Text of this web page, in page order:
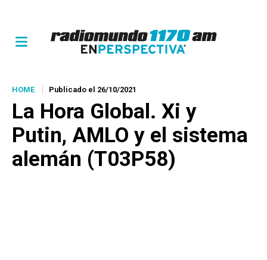
HOME Publicado el 26/10/2021
La Hora Global. Xi y
Putin, AMLO y el sistema
alemán (T03P58)